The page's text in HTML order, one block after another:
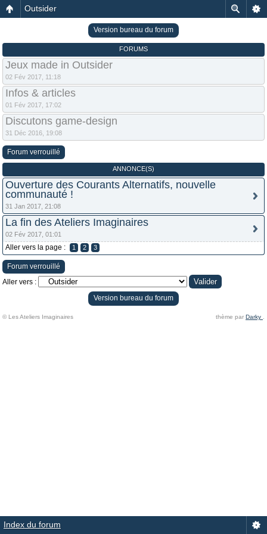
Outsider
Version bureau du forum
FORUMS
Jeux made in Outsider
02 Fév 2017, 11:18
Infos & articles
01 Fév 2017, 17:02
Discutons game-design
31 Déc 2016, 19:08
Forum verrouillé
ANNONCE(S)
Ouverture des Courants Alternatifs, nouvelle
communauté !
31 Jan 2017, 21:08
La fin des Ateliers Imaginaires
02 Fév 2017, 01:01
Aller vers la page : 1 2 3
Forum verrouillé
Aller vers :
Version bureau du forum
© Les Ateliers Imaginaires thème par Darky
Index du forum